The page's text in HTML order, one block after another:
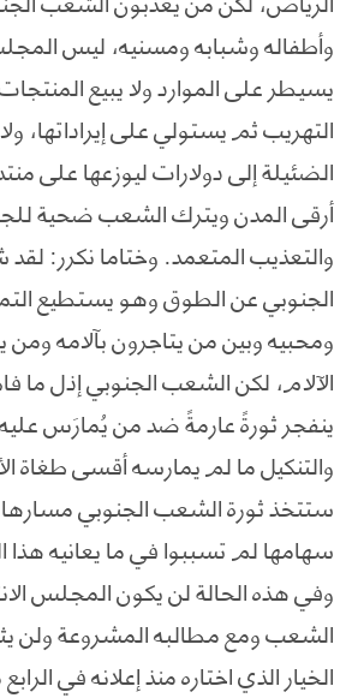
وأطفاله وشبابه ومسنيه، ليس
يسيطر على الموارد ولا يبيع
التهريب ثم يستولي على إيراداتها،
الضئيلة إلى دولارات ليوزعها على
أرقى المدن ويترك الشعب ضحية
والتعذيب المتعمد. وختاما نكرر:
الجنوبي عن الطوق وهو يستطيع
ومحبيه وبين من يتاجرون بآلامه
الآلام، لكن الشعب الجنوبي إذل ما
ينفجر ثورةً عارمةً ضد من يُمارَس
والتنكيل ما لم يمارسه أقسى طغاة
ستتخذ ثورة الشعب الجنوبي
سهامها لم تسببوا في ما يعانيه
وفي هذه الحالة لن يكون المجلس
الشعب ومع مطالبه المشروعة ولن
الخيار الذي اختاره منذ إعلانه في الرابع من